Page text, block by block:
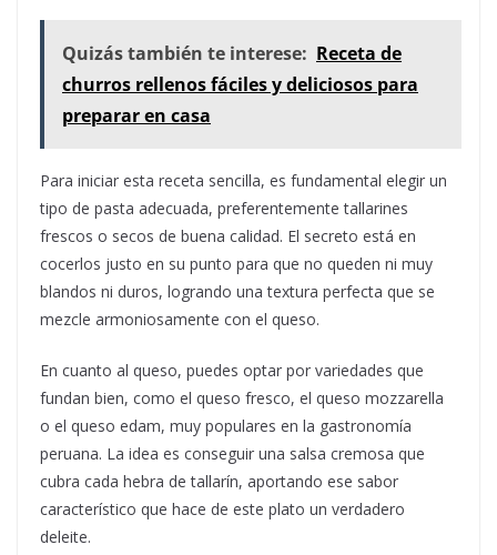
Quizás también te interese: Receta de
churros rellenos fáciles y deliciosos para
preparar en casa
Para iniciar esta receta sencilla, es fundamental elegir un
tipo de pasta adecuada, preferentemente tallarines
frescos o secos de buena calidad. El secreto está en
cocerlos justo en su punto para que no queden ni muy
blandos ni duros, logrando una textura perfecta que se
mezcle armoniosamente con el queso.
En cuanto al queso, puedes optar por variedades que
fundan bien, como el queso fresco, el queso mozzarella
o el queso edam, muy populares en la gastronomía
peruana. La idea es conseguir una salsa cremosa que
cubra cada hebra de tallarín, aportando ese sabor
característico que hace de este plato un verdadero
deleite.